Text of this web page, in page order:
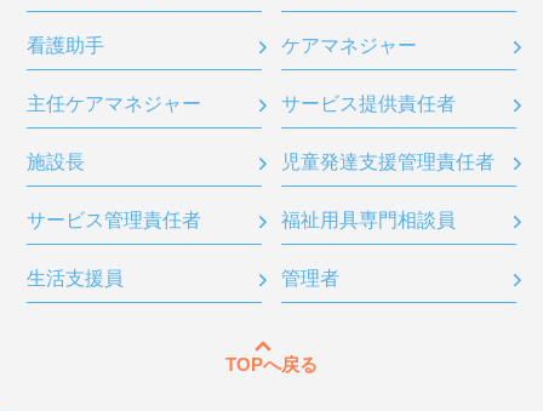
看護助手 ケアマネジャー
主任ケアマネジャー サービス提供責任者
施設長 児童発達支援管理責任者
サービス管理責任者 福祉用具専門相談員
生活支援員 管理者
TOPへ戻る